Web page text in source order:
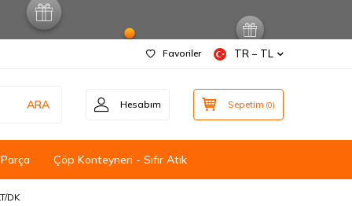
Favoriler TR − TL
ARA Hesabım Sepetim (0)
Çöp Konteyneri - Sıfır Atık
DK